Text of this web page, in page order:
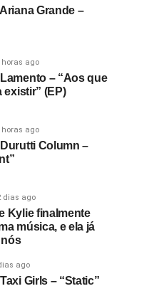
Grande –
horas ago
– “Aos que
existir” (EP)
horas ago
Column –
dias ago
Kylie finalmente
música, e ela já
nós
ago
Girls – “Static”